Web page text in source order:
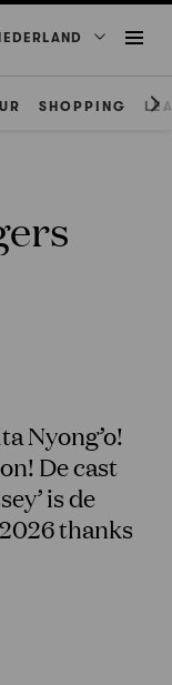
SHOPPING
Nyong’o!
De cast
is de
thanks